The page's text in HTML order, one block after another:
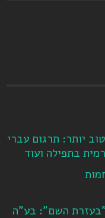
יותר: תרגום עברי
בתפילה ועוד
השם": בע"ה